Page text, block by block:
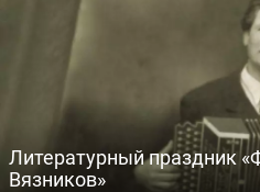
Литературный праздник
Вязников»